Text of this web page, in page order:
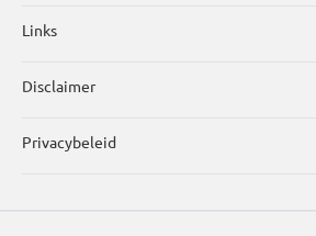
Links
Disclaimer
Privacybeleid